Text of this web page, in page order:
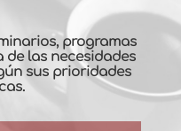
programas
de las necesidades
sus prioridades